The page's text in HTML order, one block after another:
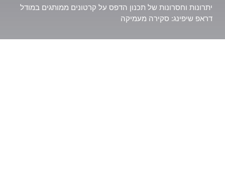
יתרונות וחסרונות של תכנון הדפס על קרטונים ממותגים במודל
דראפ שיפינג: סקירה מעמיקה